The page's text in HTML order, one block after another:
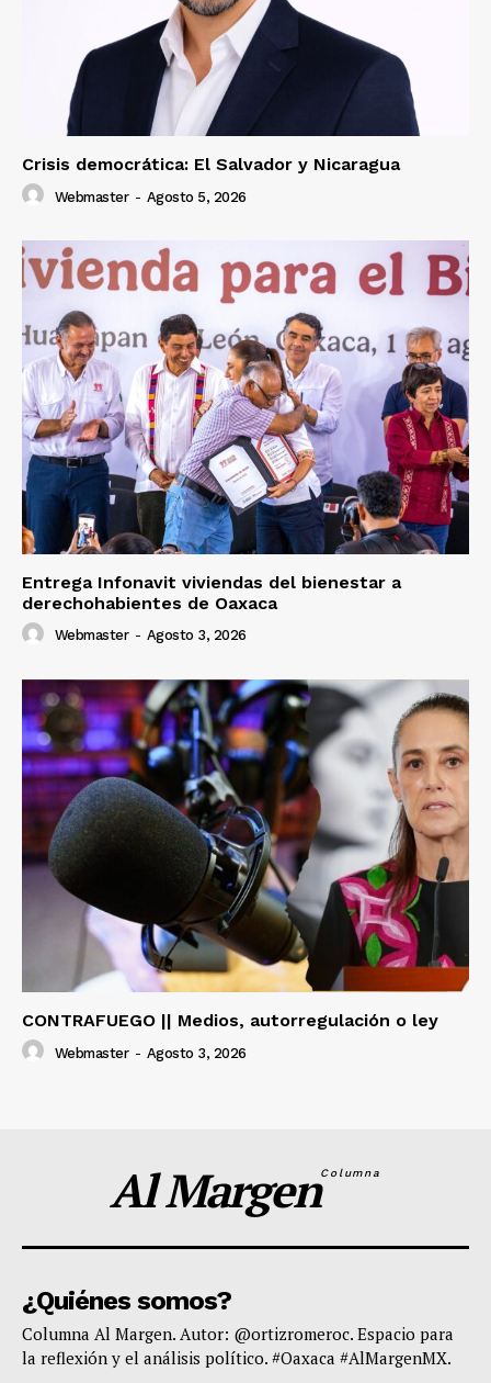
Crisis democrática: El Salvador y Nicaragua
Webmaster - Agosto 5, 2026
Entrega Infonavit viviendas del bienestar a
derechohabientes de Oaxaca
Webmaster - Agosto 3, 2026
CONTRAFUEGO || Medios, autorregulación o ley
Webmaster - Agosto 3, 2026
Al MargenColumna
¿Quiénes somos?
Columna Al Margen. Autor: @ortizromeroc. Espacio para
la reflexión y el análisis político. #Oaxaca #AlMargenMX.